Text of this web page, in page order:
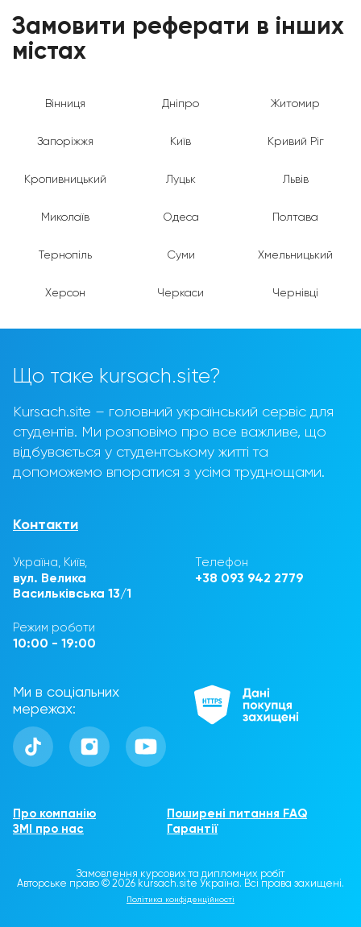
Замовити реферати в інших
містах
Вінниця Дніпро Житомир
Запоріжжя Київ Кривий Ріг
Кропивницький Луцьк Львів
Миколаїв Одеса Полтава
Тернопіль Суми Хмельницький
Херсон Черкаси Чернівці
Що таке kursach.site?
Kursach.site – головний український сервіс для
студентів. Ми розповімо про все важливе, що
відбувається у студентському житті та
допоможемо впоратися з усіма труднощами.
Контакти
Україна, Київ,
вул. Велика
Васильківська 13/1
Телефон
+38 093 942 2779
Режим роботи
10:00 - 19:00
Ми в соціальних
мережах:
Про компанію
Поширені питання FAQ
ЗМІ про нас
Гарантії
Замовлення курсових та дипломних робіт
Авторське право © 2026 kursach.site Україна. Всі права захищені.
Політика конфіденційності